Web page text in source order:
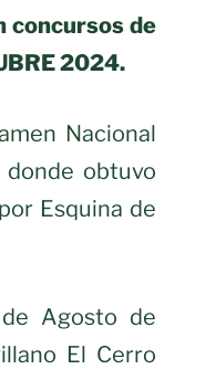
concursos de
2024.
Nacional
obtuvo
Esquina de
Agosto de
El Cerro